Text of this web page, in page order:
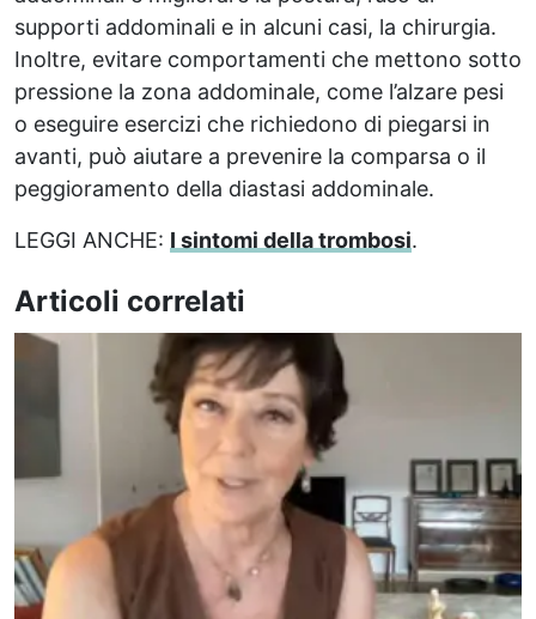
supporti addominali e in alcuni casi, la chirurgia.
Inoltre, evitare comportamenti che mettono sotto
pressione la zona addominale, come l’alzare pesi
o eseguire esercizi che richiedono di piegarsi in
avanti, può aiutare a prevenire la comparsa o il
peggioramento della diastasi addominale.
LEGGI ANCHE: I sintomi della trombosi.
Articoli correlati